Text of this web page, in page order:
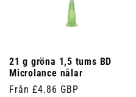
21 g gröna 1,5 tums BD
Microlance nålar
Ordinarie
Från £4.86 GBP